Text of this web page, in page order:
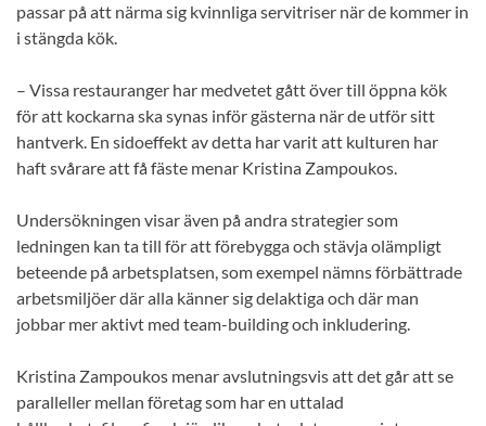
passar på att närma sig kvinnliga servitriser när de kommer in
i stängda kök.
– Vissa restauranger har medvetet gått över till öppna kök
för att kockarna ska synas inför gästerna när de utför sitt
hantverk. En sidoeffekt av detta har varit att kulturen har
haft svårare att få fäste menar Kristina Zampoukos.
Undersökningen visar även på andra strategier som
ledningen kan ta till för att förebygga och stävja olämpligt
beteende på arbetsplatsen, som exempel nämns förbättrade
arbetsmiljöer där alla känner sig delaktiga och där man
jobbar mer aktivt med team-building och inkludering.
Kristina Zampoukos menar avslutningsvis att det går att se
paralleller mellan företag som har en uttalad